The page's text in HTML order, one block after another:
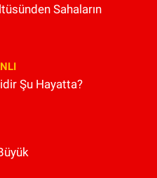
Sahaların
Şu Hayatta?